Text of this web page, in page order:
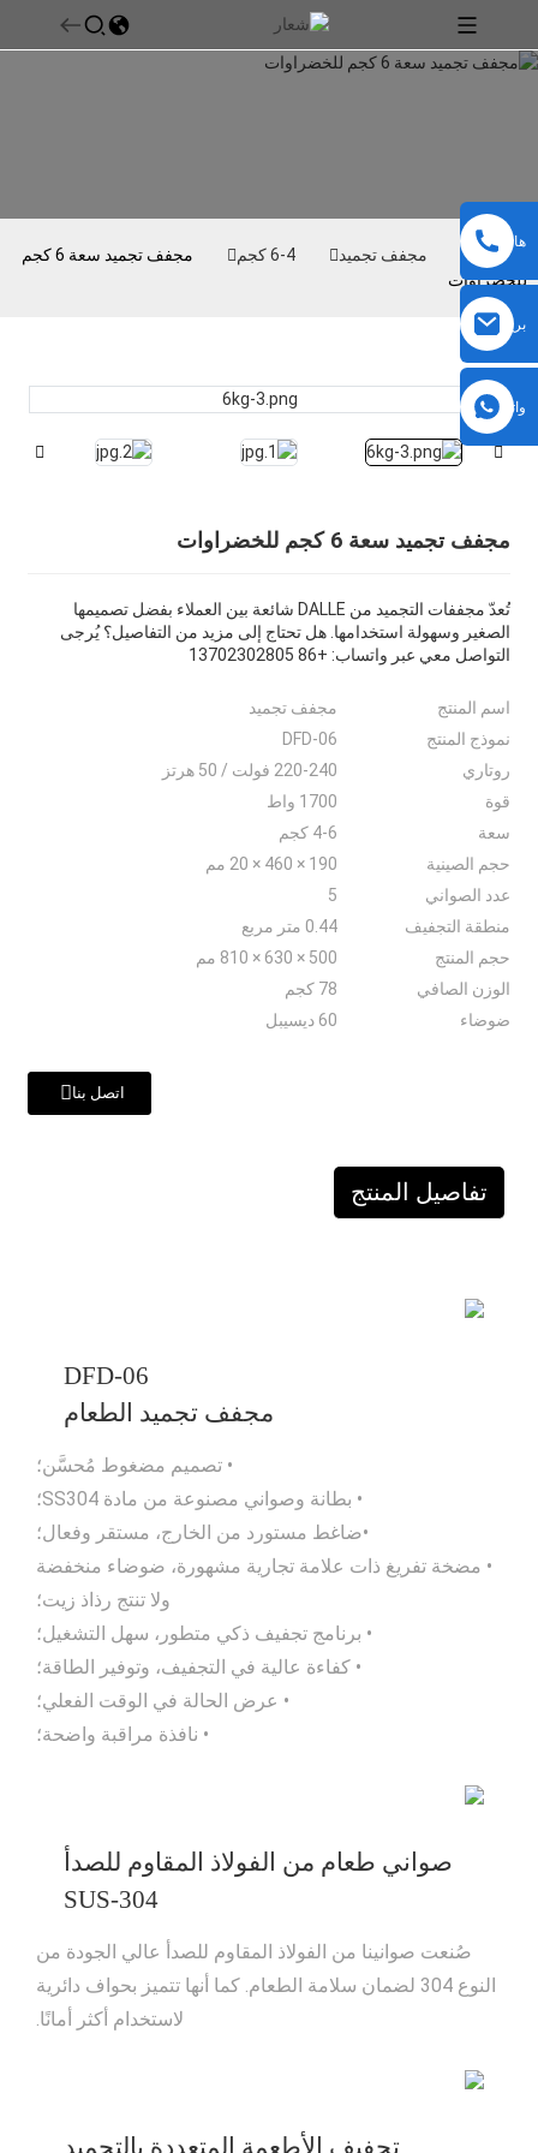
هاتف
بريد
إلكتروني
واتساب
بيت مجفف تجميد 4-6 كجم
مجفف تجميد سعة 6 كجم
للخضراوات
مجفف تجميد سعة 6 كجم للخضراوات
تُعدّ مجففات التجميد من DALLE شائعة بين العملاء بفضل تصميمها
الصغير وسهولة استخدامها. هل تحتاج إلى مزيد من التفاصيل؟ يُرجى
التواصل معي عبر واتساب: +86 13702302805
اسم المنتج
مجفف تجميد
نموذج المنتج
DFD-06
روتاري
220-240 فولت / 50 هرتز
قوة
1700 واط
سعة
4-6 كجم
حجم الصينية
190 × 460 × 20 مم
عدد الصواني
5
منطقة التجفيف
0.44 متر مربع
حجم المنتج
500 × 630 × 810 مم
الوزن الصافي
78 كجم
ضوضاء
60 ديسيبل
اتصل بنا
تفاصيل المنتج
DFD-06
مجفف تجميد الطعام
• تصميم مضغوط مُحسَّن؛
• بطانة وصواني مصنوعة من مادة SS304؛
•ضاغط مستورد من الخارج، مستقر وفعال؛
• مضخة تفريغ ذات علامة تجارية مشهورة، ضوضاء منخفضة
ولا تنتج رذاذ زيت؛
• برنامج تجفيف ذكي متطور، سهل التشغيل؛
• كفاءة عالية في التجفيف، وتوفير الطاقة؛
• عرض الحالة في الوقت الفعلي؛
• نافذة مراقبة واضحة؛
صواني طعام من الفولاذ المقاوم للصدأ
SUS-304
صُنعت صوانينا من الفولاذ المقاوم للصدأ عالي الجودة من
النوع 304 لضمان سلامة الطعام. كما أنها تتميز بحواف دائرية
لاستخدام أكثر أمانًا.
تجفيف الأطعمة المتعددة بالتجميد